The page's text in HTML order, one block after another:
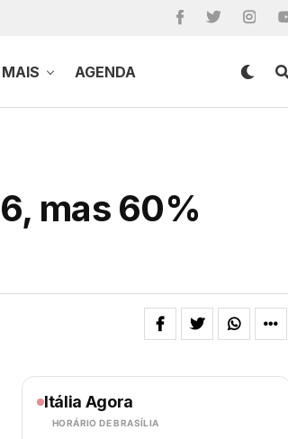
MAIS AGENDA
mas 60%
Itália Agora
HORÁRIO DE BRASÍLIA